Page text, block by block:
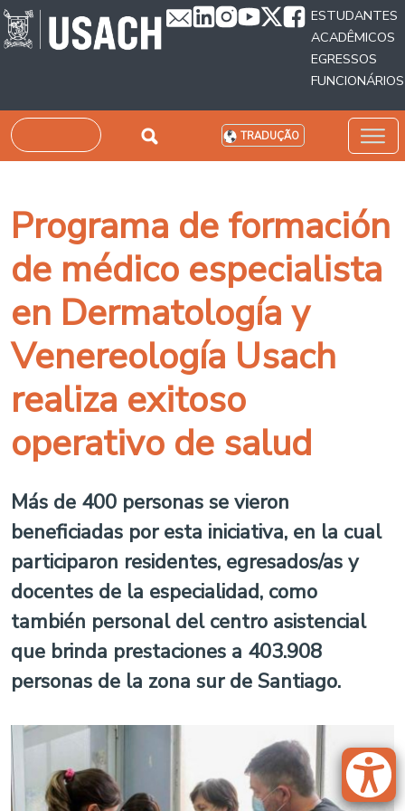
Passar para o conteúdo principal
ESTUDANTES
ACADÊMICOS
EGRESSOS
FUNCIONÁRIOS
Pesquisar TRADUÇÃO
Programa de formación
de médico especialista
en Dermatología y
Venereología Usach
realiza exitoso
operativo de salud
Más de 400 personas se vieron
beneficiadas por esta iniciativa, en la cual
participaron residentes, egresados/as y
docentes de la especialidad, como
también personal del centro asistencial
que brinda prestaciones a 403.908
personas de la zona sur de Santiago.